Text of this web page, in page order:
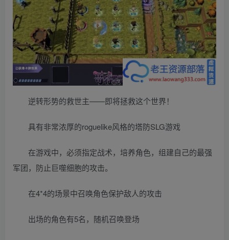
逆转形势的救世主——即将拯救这个世界！
具有非常浓厚的roguelike风格的塔防SLG游戏
在游戏中，必须指定战术，培养角色，组建自己的最强
军团，防止巨噬细胞的攻击。
在4*4的场景中召唤角色保护敌人的攻击
出场的角色有5名，随机召唤登场